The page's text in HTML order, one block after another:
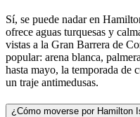
Sí, se puede nadar en
ofrece aguas turquesas y
vistas a la Gran Barrera de
popular: arena blanca,
hasta mayo, la temporada de
un traje antimedusas.
¿Cómo moverse por Hamilton